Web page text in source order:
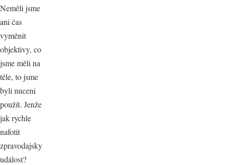
Neměli jsme
ani čas
vyměnit
objektivy, co
jsme měli na
těle, to jsme
byli nuceni
použít. Jenže
jak rychle
nafotit
zpravodajsky
událost?